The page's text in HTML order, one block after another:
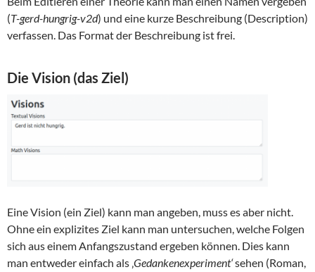
(T-gerd-hungrig-v2d) und eine kurze Beschreibung (Description)
verfassen. Das Format der Beschreibung ist frei.
Die Vision (das Ziel)
Eine Vision (ein Ziel) kann man angeben, muss es aber nicht.
Ohne ein explizites Ziel kann man untersuchen, welche Folgen
sich aus einem Anfangszustand ergeben können. Dies kann
man entweder einfach als ‚Gedankenexperiment‘sehen (Roman,